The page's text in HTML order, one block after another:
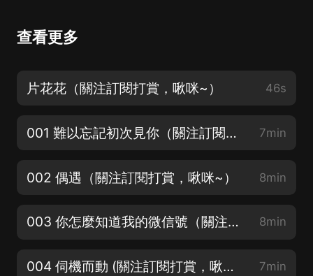
查看更多
片花花（關注訂閱打賞，啾咪~） 46s
001 難以忘記初次見你（關注訂閱打賞，啾咪~） 7min
002 偶遇（關注訂閱打賞，啾咪~） 8min
003 你怎麼知道我的微信號（關注訂閱打賞，啾咪~） 8min
004 伺機而動 (關注訂閱打賞，啾咪~） 7min